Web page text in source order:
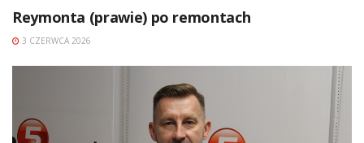
Reymonta (prawie) po remontach
3 CZERWCA 2026